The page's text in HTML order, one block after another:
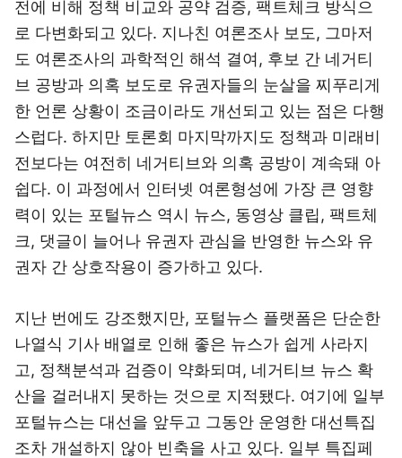
전에 비해 정책 비교와 공약 검증, 팩트체크 방식으
로 다변화되고 있다. 지나친 여론조사 보도, 그마저
도 여론조사의 과학적인 해석 결여, 후보 간 네거티
브 공방과 의혹 보도로 유권자들의 눈살을 찌푸리게
한 언론 상황이 조금이라도 개선되고 있는 점은 다행
스럽다. 하지만 토론회 마지막까지도 정책과 미래비
전보다는 여전히 네거티브와 의혹 공방이 계속돼 아
쉽다. 이 과정에서 인터넷 여론형성에 가장 큰 영향
력이 있는 포털뉴스 역시 뉴스, 동영상 클립, 팩트체
크, 댓글이 늘어나 유권자 관심을 반영한 뉴스와 유
권자 간 상호작용이 증가하고 있다.
지난 번에도 강조했지만, 포털뉴스 플랫폼은 단순한
나열식 기사 배열로 인해 좋은 뉴스가 쉽게 사라지
고, 정책분석과 검증이 약화되며, 네거티브 뉴스 확
산을 걸러내지 못하는 것으로 지적됐다. 여기에 일부
포털뉴스는 대선을 앞두고 그동안 운영한 대선특집
조차 개설하지 않아 빈축을 사고 있다. 일부 특집페